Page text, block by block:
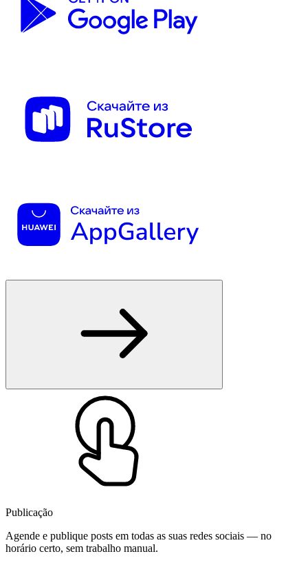
Publicação
Agende e publique posts em todas as suas redes sociais — no
horário certo, sem trabalho manual.